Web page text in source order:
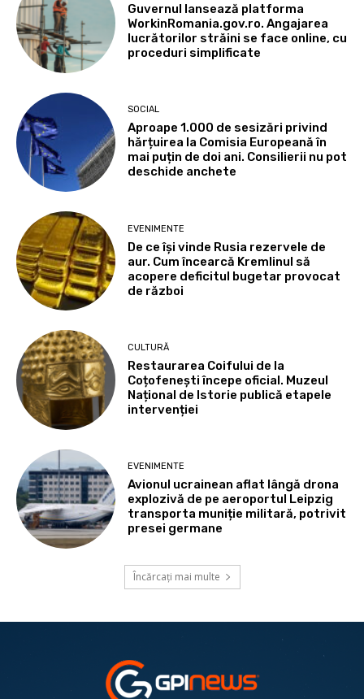
Guvernul lansează platforma
WorkinRomania.gov.ro. Angajarea
lucrătorilor străini se face online, cu
proceduri simplificate
SOCIAL
Aproape 1.000 de sesizări privind
hărțuirea la Comisia Europeană în
mai puțin de doi ani. Consilierii nu pot
deschide anchete
EVENIMENTE
De ce își vinde Rusia rezervele de
aur. Cum încearcă Kremlinul să
acopere deficitul bugetar provocat
de război
CULTURĂ
Restaurarea Coifului de la
Coțofenești începe oficial. Muzeul
Național de Istorie publică etapele
intervenției
EVENIMENTE
Avionul ucrainean aflat lângă drona
explozivă de pe aeroportul Leipzig
transporta muniție militară, potrivit
presei germane
Încărcați mai multe